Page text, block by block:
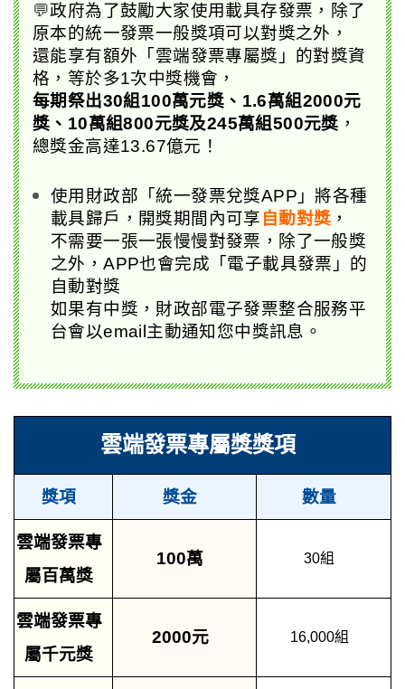
💬政府為了鼓勵大家使用載具存發票，除了
原本的統一發票一般獎項可以對獎之外，
還能享有額外「雲端發票專屬獎」的對獎資
格，等於多1次中獎機會，
每期祭出30組100萬元獎、1.6萬組2000元
獎、10萬組800元獎及245萬組500元獎 ，
總獎金高達13.67億元！
使用財政部「統一發票兌獎APP」將各種
載具歸戶，開獎期間內可享 自動對獎 ，
不需要一張一張慢慢對發票，除了一般獎
之外，APP也會完成「電子載具發票」的
自動對獎
如果有中獎，財政部電子發票整合服務平
台會以email主動通知您中獎訊息。
雲端發票專屬獎獎項
獎項 獎金 數量
雲端發票專
屬百萬獎
100萬 30組
雲端發票專
屬千元獎
2000元 16,000組